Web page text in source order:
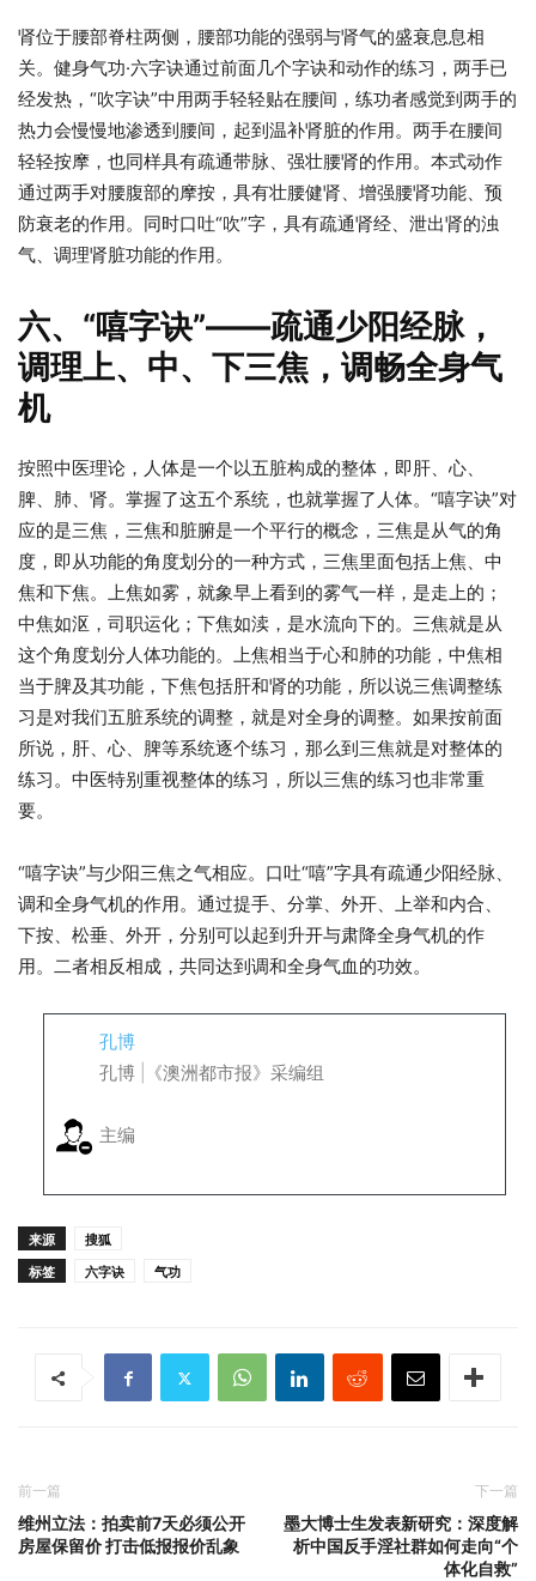
肾位于腰部脊柱两侧，腰部功能的强弱与肾气的盛衰息息相
关。健身气功·六字诀通过前面几个字诀和动作的练习，两手已
经发热，“吹字诀”中用两手轻轻贴在腰间，练功者感觉到两手的
热力会慢慢地渗透到腰间，起到温补肾脏的作用。两手在腰间
轻轻按摩，也同样具有疏通带脉、强壮腰肾的作用。本式动作
通过两手对腰腹部的摩按，具有壮腰健肾、增强腰肾功能、预
防衰老的作用。同时口吐“吹”字，具有疏通肾经、泄出肾的浊
气、调理肾脏功能的作用。
六、“嘻字诀”——疏通少阳经脉，
调理上、中、下三焦，调畅全身气
机
按照中医理论，人体是一个以五脏构成的整体，即肝、心、
脾、肺、肾。掌握了这五个系统，也就掌握了人体。“嘻字诀”对
应的是三焦，三焦和脏腑是一个平行的概念，三焦是从气的角
度，即从功能的角度划分的一种方式，三焦里面包括上焦、中
焦和下焦。上焦如雾，就象早上看到的雾气一样，是走上的；
中焦如沤，司职运化；下焦如渎，是水流向下的。三焦就是从
这个角度划分人体功能的。上焦相当于心和肺的功能，中焦相
当于脾及其功能，下焦包括肝和肾的功能，所以说三焦调整练
习是对我们五脏系统的调整，就是对全身的调整。如果按前面
所说，肝、心、脾等系统逐个练习，那么到三焦就是对整体的
练习。中医特别重视整体的练习，所以三焦的练习也非常重
要。
“嘻字诀”与少阳三焦之气相应。口吐“嘻”字具有疏通少阳经脉、
调和全身气机的作用。通过提手、分掌、外开、上举和内合、
下按、松垂、外开，分别可以起到升开与肃降全身气机的作
用。二者相反相成，共同达到调和全身气血的功效。
孔博
孔博 |《澳洲都市报》采编组
主编
来源
搜狐
标签
六字诀 气功
前一篇
维州立法：拍卖前7天必须公开
房屋保留价 打击低报报价乱象
下一篇
墨大博士生发表新研究：深度解
析中国反手淫社群如何走向“个
体化自救”